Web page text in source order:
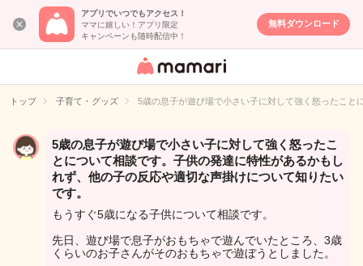
アプリでいつでもアクセス！
ママに嬉しい！アプリ限定
キャンペーンも随時配信中！
無料ダウンロード
女性専用匿名QA
イト
トップ 子育て・グッズ 5歳の息子が遊び場で小さい子に対して強く怒ったこ
5歳の息子が遊び場で小さい子に対して強く怒ったこ
とについて相談です。子供の発達に特性があるかもし
れず、他の子の反応や適切な声掛けについて知りたい
です。
もうすぐ5歳になる子供について相談です。
先日、遊び場で息子がおもちゃで遊んでいたところ、3歳
くらいのお子さんがそのおもちゃで遊ぼうとしました。